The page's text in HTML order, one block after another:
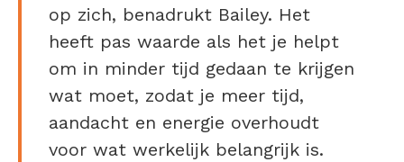
op zich, benadrukt Bailey. Het
heeft pas waarde als het je helpt
om in minder tijd gedaan te krijgen
wat moet, zodat je meer tijd,
aandacht en energie overhoudt
voor wat werkelijk belangrijk is.